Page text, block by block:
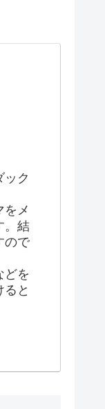
ック
をメ
。結
ので
どを
と